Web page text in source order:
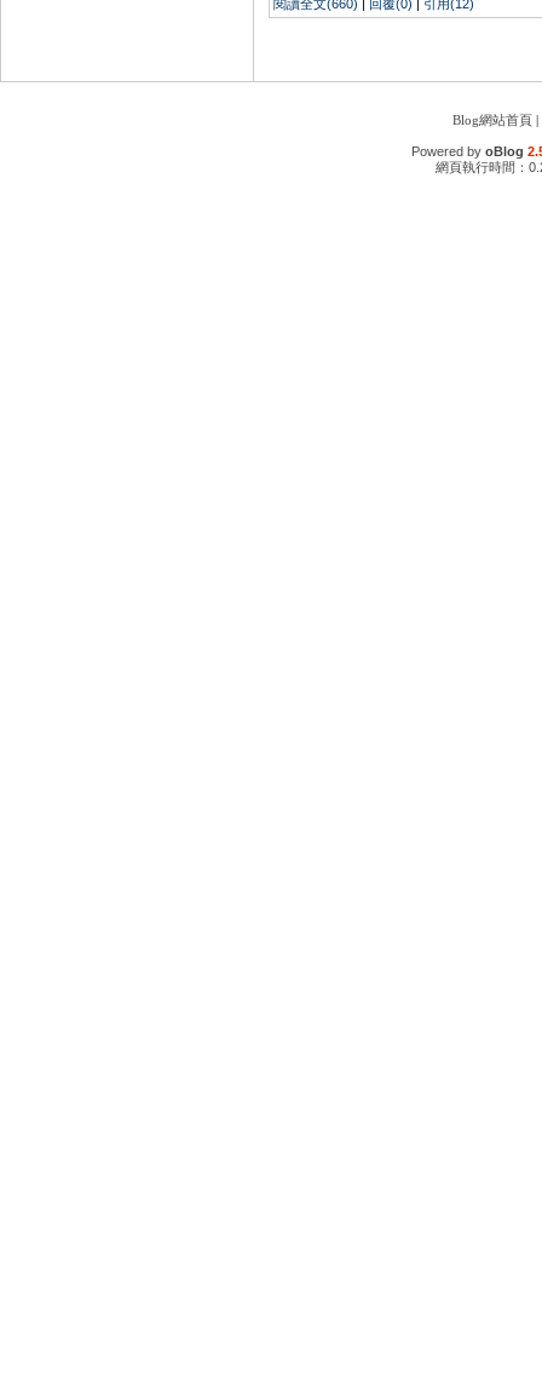
閱讀全文(660) 回覆(0) 引用(12)
Blog網站首頁|
Powered by oBlog
網頁執行時間：